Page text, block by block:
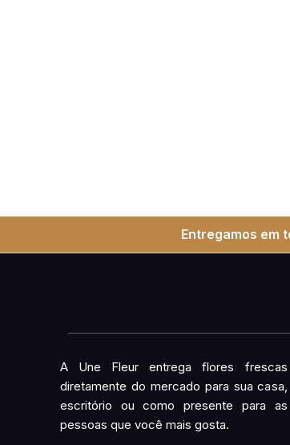
Entregamos em
A Une Fleur entrega flores frescas
diretamente do mercado para sua casa,
escritório ou como presente para as
pessoas que você mais gosta.